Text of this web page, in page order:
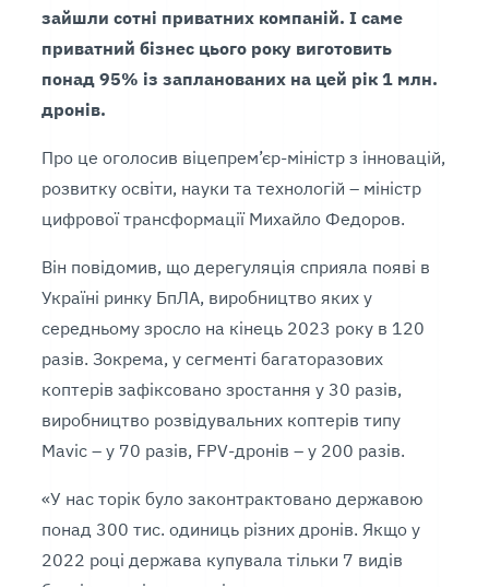
зайшли сотні приватних компаній. І саме
приватний бізнес цього року виготовить
понад 95% із запланованих на цей рік 1 млн.
дронів.
Про це оголосив віцепрем’єр-міністр з інновацій,
розвитку освіти, науки та технологій – міністр
цифрової трансформації Михайло Федоров.
Він повідомив, що дерегуляція сприяла появі в
Україні ринку БпЛА, виробництво яких у
середньому зросло на кінець 2023 року в 120
разів. Зокрема, у сегменті багаторазових
коптерів зафіксовано зростання у 30 разів,
виробництво розвідувальних коптерів типу
Mavic – у 70 разів, FPV-дронів – у 200 разів.
«У нас торік було законтрактовано державою
понад 300 тис. одиниць різних дронів. Якщо у
2022 році держава купувала тільки 7 видів